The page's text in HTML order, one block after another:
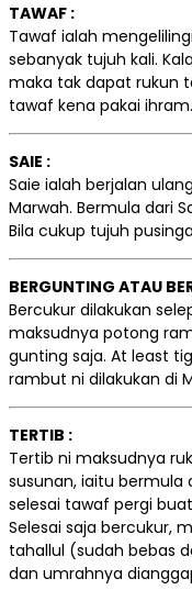
TAWAF :
Tawaf ialah
sebanyak tujuh kali.
maka tak dapat rukun
tawaf kena pakai ihram.
SAIE :
Saie ialah berjalan
Marwah. Bermula dari
Bila cukup tujuh
BERGUNTING ATAU
Bercukur dilakukan
maksudnya potong
gunting saja. At least
rambut ni dilakukan di
TERTIB :
Tertib ni maksudnya
susunan, iaitu bermula
selesai tawaf pergi
Selesai saja bercukur,
tahallul (sudah bebas
dan umrahnya